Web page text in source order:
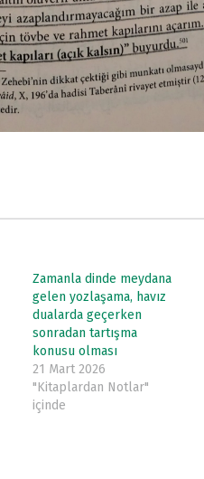
Zamanla dinde meydana
gelen yozlaşama, havız
dualarda geçerken
sonradan tartışma
konusu olması
21 Mart 2026
"Kitaplardan Notlar"
içinde